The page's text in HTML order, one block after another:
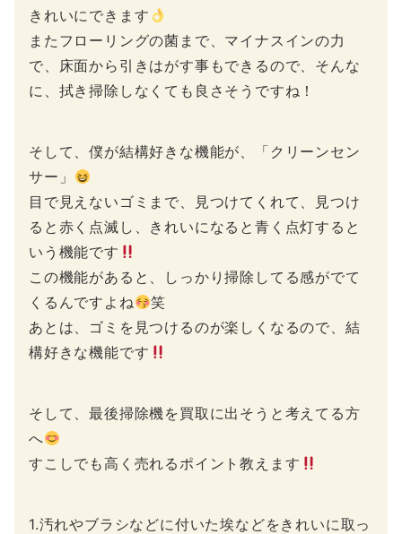
きれいにできます
またフローリングの菌まで、マイナスインの力
で、床面から引きはがす事もできるので、そんな
に、拭き掃除しなくても良さそうですね！
そして、僕が結構好きな機能が、「クリーンセン
サー」
目で見えないゴミまで、見つけてくれて、見つけ
ると赤く点滅し、きれいになると青く点灯すると
いう機能です
この機能があると、しっかり掃除してる感がでて
くるんですよね
笑
あとは、ゴミを見つけるのが楽しくなるので、結
構好きな機能です
そして、最後掃除機を買取に出そうと考えてる方
へ
すこしでも高く売れるポイント教えます
1.汚れやブラシなどに付いた埃などをきれいに取っ